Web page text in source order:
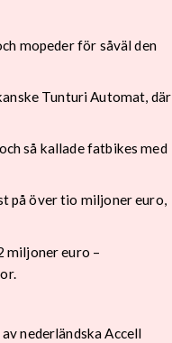
mopeder för såväl den
Tunturi Automat, där
så kallade fatbikes med
på över tio miljoner euro,
miljoner euro –
nederländska Accell